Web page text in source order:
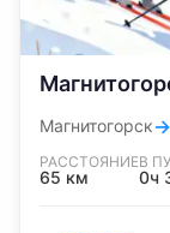
Магнитогорск→
РАССТОЯНИЕ
65 км
В
0ч